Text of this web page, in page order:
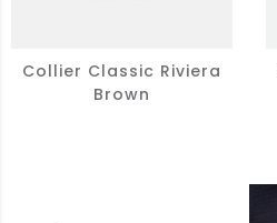
Collier Classic Riviera
Brown